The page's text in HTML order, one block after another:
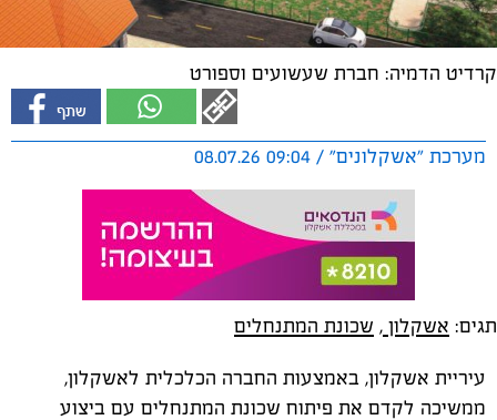
קרדיט הדמיה: חברת שעשועים וספורט
מערכת "אשקלונים" / 09:04 08.07.26
תגים: אשקלון , שכונת המתנחלים
עיריית אשקלון, באמצעות החברה הכלכלית לאשקלון,
ממשיכה לקדם את פיתוח שכונת המתנחלים עם ביצוע